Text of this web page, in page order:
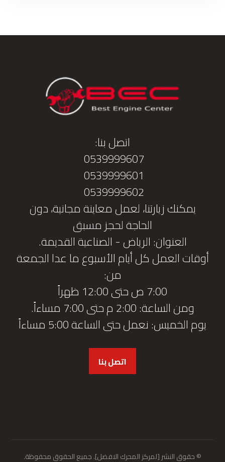
اتصل بنا:
0539999607
0539999601
0539999602
يمكنك زيارتنا، لعمل معاينة مجانية، دون
الحاجة لحجز مسبق
العنوان: الرياض - الصناعية القديمة.
أوقات العمل كل أيام الأسبوع ما عدا الجمعة
من:
7:00 ص حتى 12:00 ظهراً
ومن الساعة: 2:00 م حتى 7:00 مساءاً.
يوم الخميس: نعمل حتى الساعة 5:00 مساءاً
اتصل بنا
© حقوق النشر [لمركز المحرك الافضل]. جميع الحقوق محفوظة.